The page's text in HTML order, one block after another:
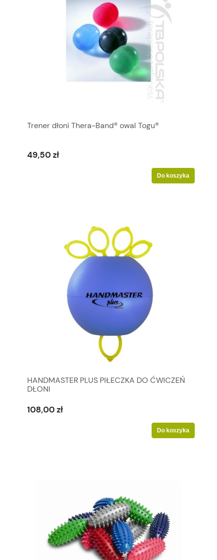
Trener dłoni Thera-Band® owal Togu®
49,50 zł
Do koszyka
HANDMASTER PLUS PIŁECZKA DO ĆWICZEŃ
DŁONI
108,00 zł
Do koszyka